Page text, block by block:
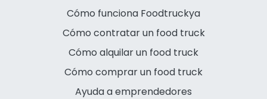
Cómo funciona Foodtruckya
Cómo contratar un food truck
Cómo alquilar un food truck
Cómo comprar un food truck
Ayuda a emprendedores